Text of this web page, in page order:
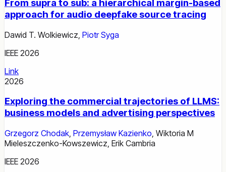
From supra to sub: a hierarchical margin-based
approach for audio deepfake source tracing
Dawid T. Wolkiewicz Piotr Syga
IEEE 2026
Link
2026
Exploring the commercial trajectories of LLMS:
business models and advertising perspectives
Grzegorz Chodak, Przemysław Kazienko, Wiktoria M
Mieleszczenko-Kowszewicz, Erik Cambria
IEEE 2026